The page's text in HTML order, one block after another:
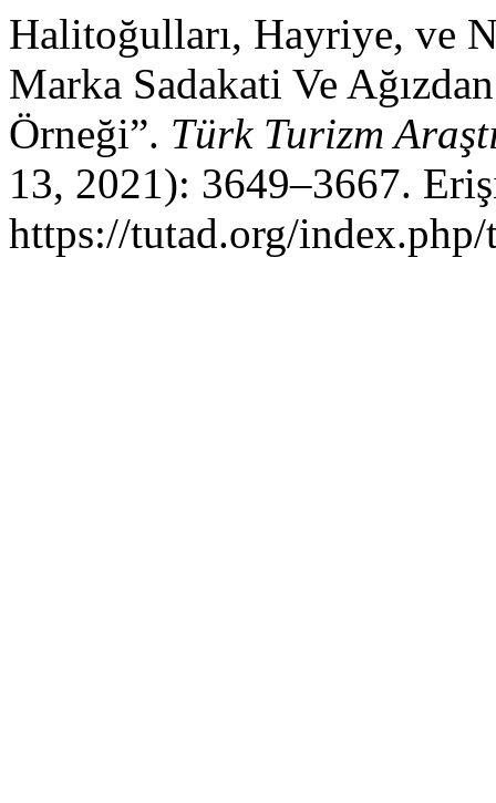
Halitoğulları, Hayriye, ve
Marka Sadakati Ve
Örneği”. Türk Turizm
13, 2021): 3649–3667.
https://tutad.org/